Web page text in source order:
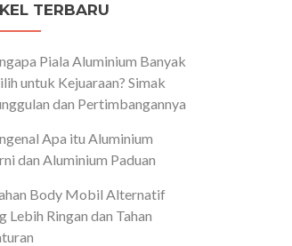
TERBARU
Piala Aluminium Banyak
untuk Kejuaraan? Simak
dan Pertimbangannya
Apa itu Aluminium
dan Aluminium Paduan
Body Mobil Alternatif
Lebih Ringan dan Tahan